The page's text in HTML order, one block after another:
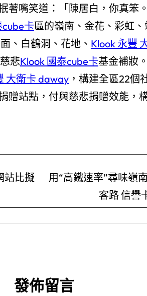
著嘴笑道：「陳居白，你真笨
cube卡區的嶺南、金花、彩虹
、白鶴洞、花地、 Klook 永豐
悲Klook 國泰cube卡基金補妝
大衛卡 daway，構建全區22個
贈站點，付與慈悲捐贈效能，
站比擬
用“高鐵速率”尋味嶺
客路 信譽
發佈留言